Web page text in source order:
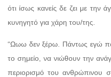
ότι ίσως κανείς δε ζει με την
κυνηγητό για χάρη του/της.
“Ωωω δεν ξέρω. Πάντως εγώ
το σημείο, να νιώθουν την
περιορισμό του ανθρώπινου